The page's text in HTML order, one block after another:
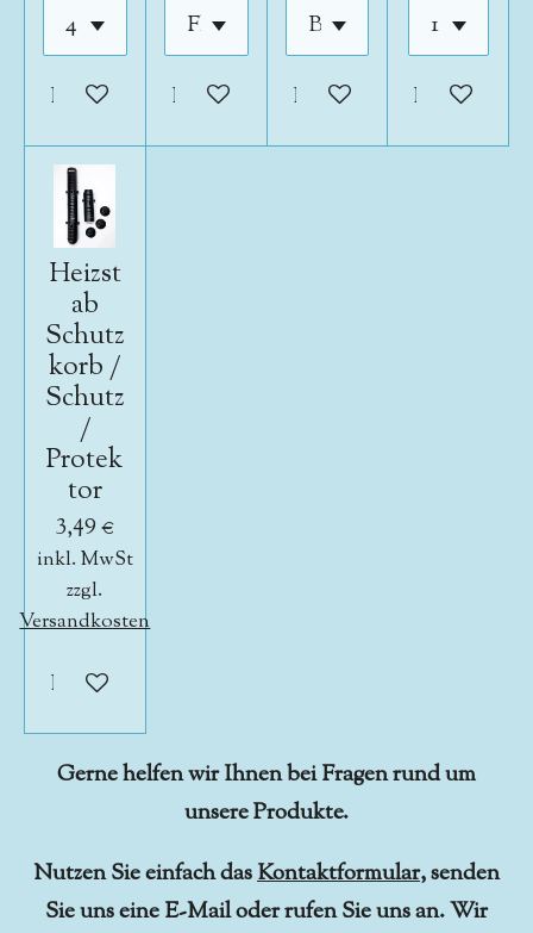
In den WarenkorbIn den WarenkorbIn den Warenkorb
In den
Heizst
ab
Schutz
korb /
Schutz
/
Protek
tor
3,49 €
inkl. MwSt
zzgl.
Versandkosten
In den Warenkorb
Gerne helfen wir Ihnen bei Fragen rund um
unsere Produkte.
Nutzen Sie einfach dasKontaktformular, senden
Sie uns eine E-Mail oder rufen Sie uns an. Wir